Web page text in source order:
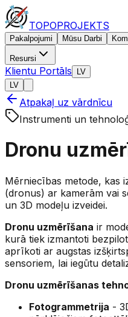
TOPOPROJEKTS
Pakalpojumi Mūsu Darbi
Resursi
Klientu Portāls
LV
LV
Atpakaļ uz vārdnīcu
Instrumenti un
Dronu
Mērniecības metode, kas
(dronus) ar kamerām vai
un 3D modeļu izveidei.
Dronu uzmērīšana ir
kurā tiek izmantoti
aprīkoti ar augstas
sensoriem, lai iegūtu
Dronu uzmērīšanas
Fotogrammetrija -